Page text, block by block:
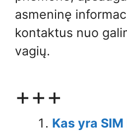
asmeninę
kontaktus nuo
vagių.
+++
Kas yra